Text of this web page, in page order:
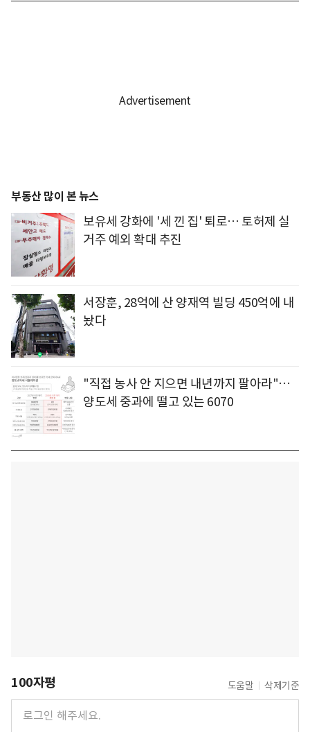
부동산 많이 본 뉴스
보유세 강화에 '세 낀 집' 퇴로… 토허제 실
거주 예외 확대 추진
서장훈, 28억에 산 양재역 빌딩 450억에 내
놨다
"직접 농사 안 지으면 내년까지 팔아라"…
양도세 중과에 떨고 있는 6070
100자평 도움말 삭제기준